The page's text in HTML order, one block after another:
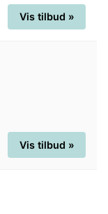
Vis tilbud »
Vis tilbud »